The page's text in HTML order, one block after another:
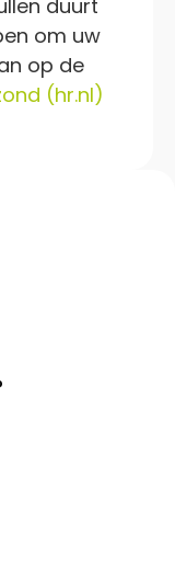
duurt
om uw
op de
(hr.nl)